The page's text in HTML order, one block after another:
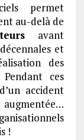
permet
au-delà de
avant
et
des
ces
accident
!